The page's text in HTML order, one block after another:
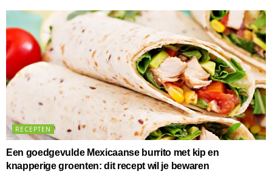
RECEPTEN
Een goedgevulde Mexicaanse burrito met kip en
knapperige groenten: dit recept wil je bewaren